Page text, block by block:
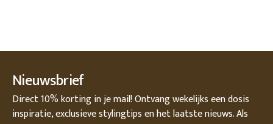
Nieuwsbrief
Direct 10% korting in je mail! Ontvang wekelijks een dosis
inspiratie, exclusieve stylingtips en het laatste nieuws. Als